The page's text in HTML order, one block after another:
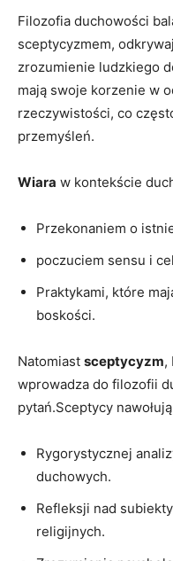
Filozofia duchowości
sceptycyzmem,
zrozumienie ludzkiego
mają swoje korzenie ⁢w
rzeczywistości, ⁣co
przemyśleń.
Wiara w kontekście
Przekonaniem⁣ o
poczuciem ⁢sensu ​i
Praktykami, które
boskości.
Natomiast sceptycyzm,
wprowadza ​do filozofii
pytań.Sceptycy
Rygorystycznej
⁢duchowych.
Refleksji⁢ nad
religijnych.